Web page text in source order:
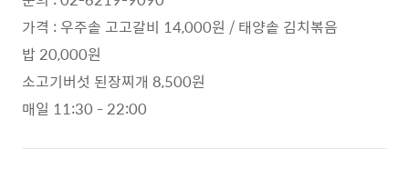
가격 : 우주솥 고고갈비 14,000원 / 태양솥 김치볶음
밥 20,000원
소고기버섯 된장찌개 8,500원
매일 11:30 - 22:00